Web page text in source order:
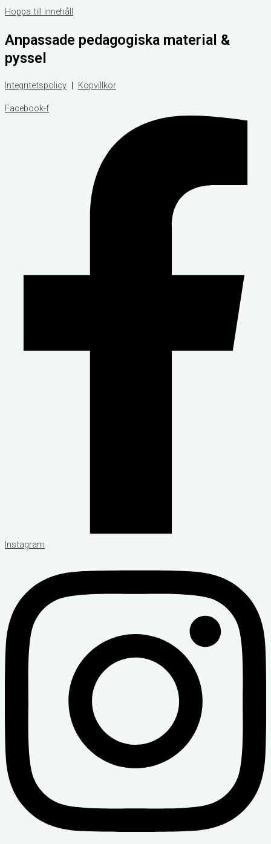
Hoppa till innehåll
Anpassade pedagogiska material &
pyssel
Integritetspolicy Köpvillkor
Facebook-f
Instagram